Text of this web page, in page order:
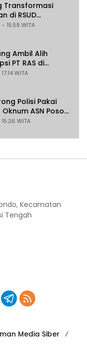
Transformasi
di RSUD
15:58 WITA
Ambil Alih
PT RAS di
WITA
Polisi Pakai
ASN Poso
Seksual
WITA
Kecamatan
Tengah
Media Siber